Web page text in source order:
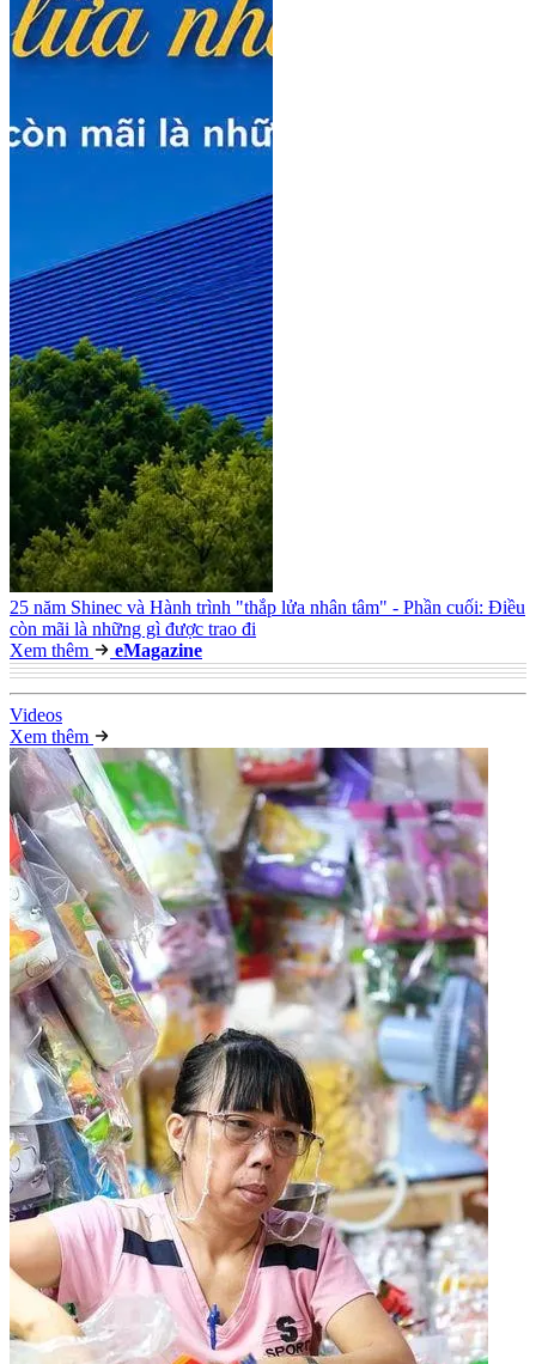
25 năm Shinec và Hành trình "thắp lửa nhân tâm" - Phần cuối: Điều
còn mãi là những gì được trao đi
Xem thêm
eMagazine
Videos
Xem thêm